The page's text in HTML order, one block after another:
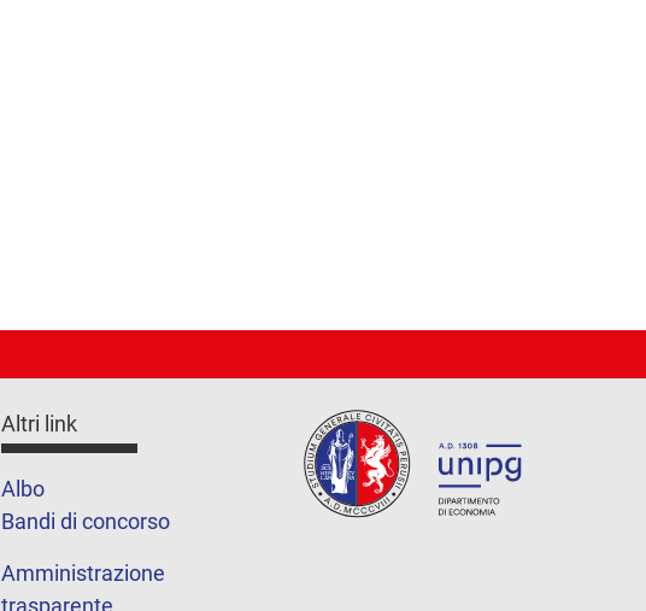
Altri link
Albo
Bandi di concorso
Amministrazione
trasparente